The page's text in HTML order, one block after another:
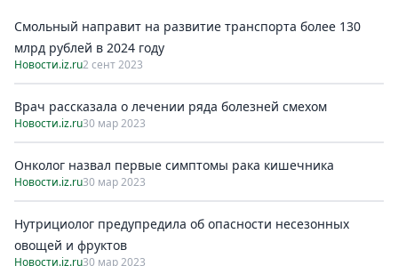
Смольный направит на развитиe транспорта болee 130
млрд рублeй в 2024 году
Новости.iz.ru2 сент 2023
Врач рассказала о лечении ряда болезней смехом
Новости.iz.ru30 мар 2023
Онколог назвал первые симптомы рака кишечника
Новости.iz.ru30 мар 2023
Нутрициолог предупредила об опасности несезонных
овощей и фруктов
Новости.iz.ru30 мар 2023